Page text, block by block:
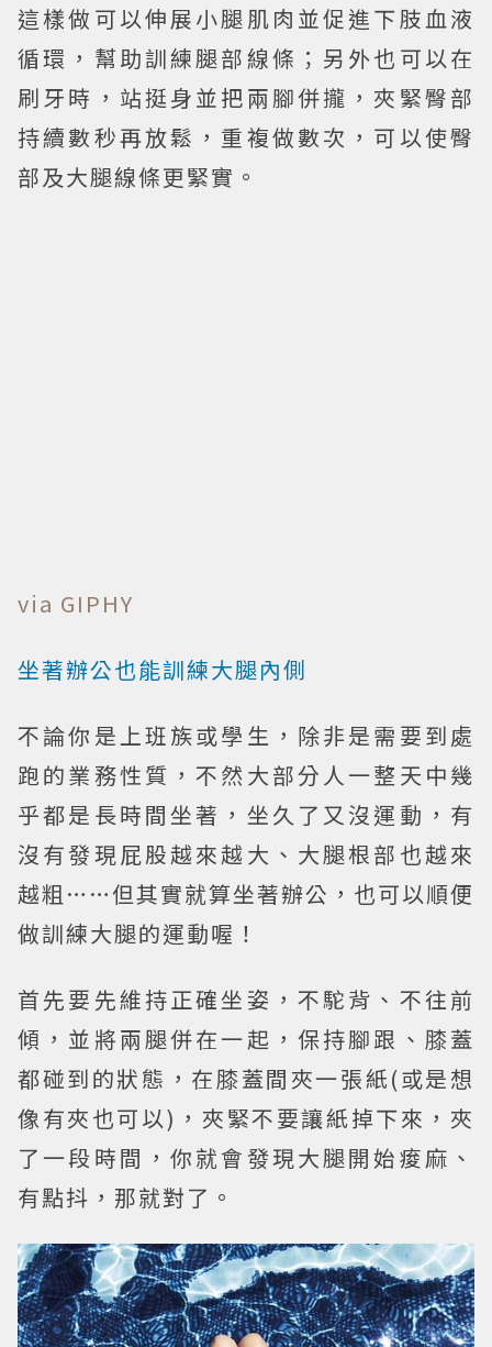
這樣做可以伸展小腿肌肉並促進下肢血液
循環，幫助訓練腿部線條；另外也可以在
刷牙時，站挺身並把兩腳併攏，夾緊臀部
持續數秒再放鬆，重複做數次，可以使臀
部及大腿線條更緊實。
via GIPHY
坐著辦公也能訓練大腿內側
不論你是上班族或學生，除非是需要到處
跑的業務性質，不然大部分人一整天中幾
乎都是長時間坐著，坐久了又沒運動，有
沒有發現屁股越來越大、大腿根部也越來
越粗……但其實就算坐著辦公，也可以順便
做訓練大腿的運動喔！
首先要先維持正確坐姿，不駝背、不往前
傾，並將兩腿併在一起，保持腳跟、膝蓋
都碰到的狀態，在膝蓋間夾一張紙(或是想
像有夾也可以)，夾緊不要讓紙掉下來，夾
了一段時間，你就會發現大腿開始痠麻、
有點抖，那就對了。